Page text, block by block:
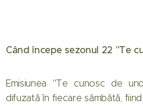
Când începe sezonul 22 "Te
Emisiunea "Te cunosc de
difuzată în fiecare sâmbătă,